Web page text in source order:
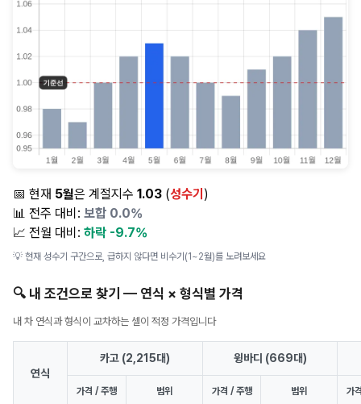
📅 현재 5월은 계절지수 1.03 (성수기 )
📊 전주 대비: 보합 0.0%
📈 전월 대비: 하락 -9.7%
💡 현재 성수기 구간으로, 급하지 않다면 비수기(1~2월)를 노려보세요
🔍 내 조건으로 찾기 — 연식 × 형식별 가격
내 차 연식과 형식이 교차하는 셀이 적정 가격입니다
연식
카고 (2,215대) 윙바디 (669대)
가격 / 주행 범위 가격 / 주행 범위 가